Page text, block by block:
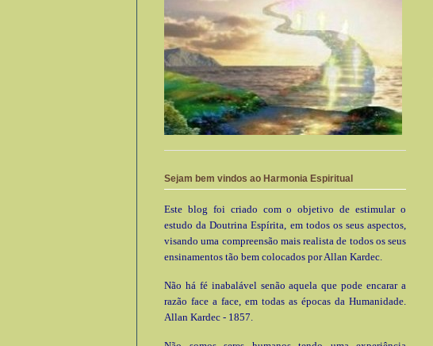
Sejam bem vindos ao Harmonia Espiritual
Este blog foi criado com o objetivo de estimular o
estudo da Doutrina Espírita, em todos os seus aspectos,
visando uma compreensão mais realista de todos os seus
ensinamentos tão bem colocados por Allan Kardec.
Não há fé inabalável senão aquela que pode encarar a
razão face a face, em todas as épocas da Humanidade.
Allan Kardec - 1857.